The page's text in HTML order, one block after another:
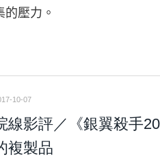
的壓力。
10-07
線影評／《銀翼殺手
複製品